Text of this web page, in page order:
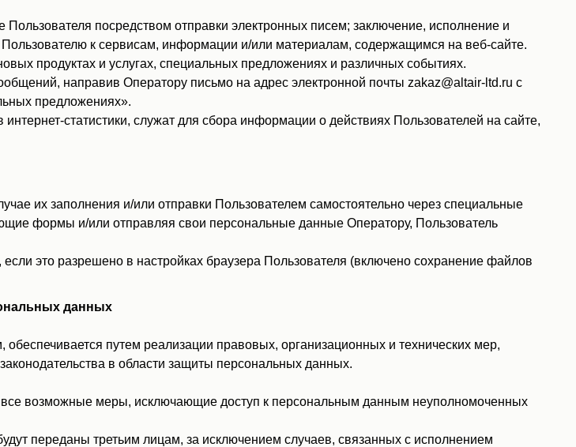
посредством отправки электронных писем; заключение, исполнение и
к сервисам, информации и/или материалам, содержащимся на веб-сайте.
продуктах и услугах, специальных предложениях и различных событиях.
направив Оператору письмо на адрес электронной почты zakaz@altair-ltd.ru с
предложениях».
статистики, служат для сбора информации о действиях Пользователей на сайте,
их заполнения и/или отправки Пользователем самостоятельно через специальные
формы и/или отправляя свои персональные данные Оператору, Пользователь
это разрешено в настройках браузера Пользователя (включено сохранение файлов
данных
путем реализации правовых, организационных и технических мер,
в области защиты персональных данных.
возможные меры, исключающие доступ к персональным данным неуполномоченных
переданы третьим лицам, за исключением случаев, связанных с исполнением